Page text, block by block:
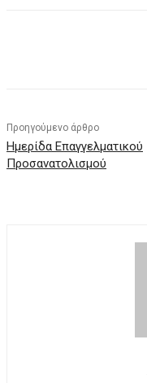
Προηγούμενο άρθρο
Ημερίδα Επαγγελματικού
Προσανατολισμού